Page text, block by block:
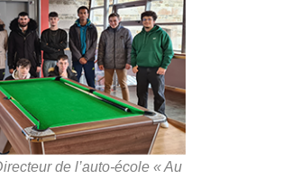
de l’auto-école « Au